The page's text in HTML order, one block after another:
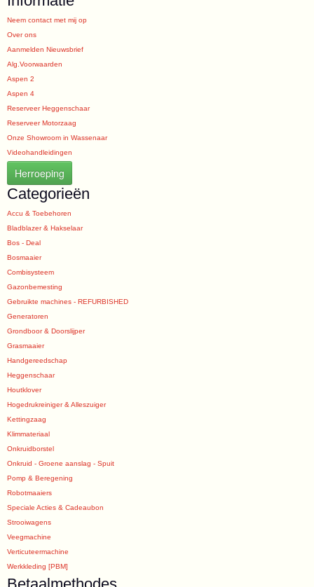
Neem contact met mij op
Over ons
Aanmelden Nieuwsbrief
Alg.Voorwaarden
Aspen 2
Aspen 4
Reserveer Heggenschaar
Reserveer Motorzaag
Onze Showroom in Wassenaar
Videohandleidingen
Herroeping
Categorieën
Accu & Toebehoren
Bladblazer & Hakselaar
Bos - Deal
Bosmaaier
Combisysteem
Gazonbemesting
Gebruikte machines - REFURBISHED
Generatoren
Grondboor & Doorslijper
Grasmaaier
Handgereedschap
Heggenschaar
Houtklover
Hogedrukreiniger & Alleszuiger
Kettingzaag
Klimmateriaal
Onkruidborstel
Onkruid - Groene aanslag - Spuit
Pomp & Beregening
Robotmaaiers
Speciale Acties & Cadeaubon
Strooiwagens
Veegmachine
Verticuteermachine
Werkkleding [PBM]